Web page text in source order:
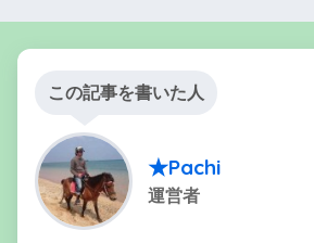
この記事を書いた人
★Pachi
運営者